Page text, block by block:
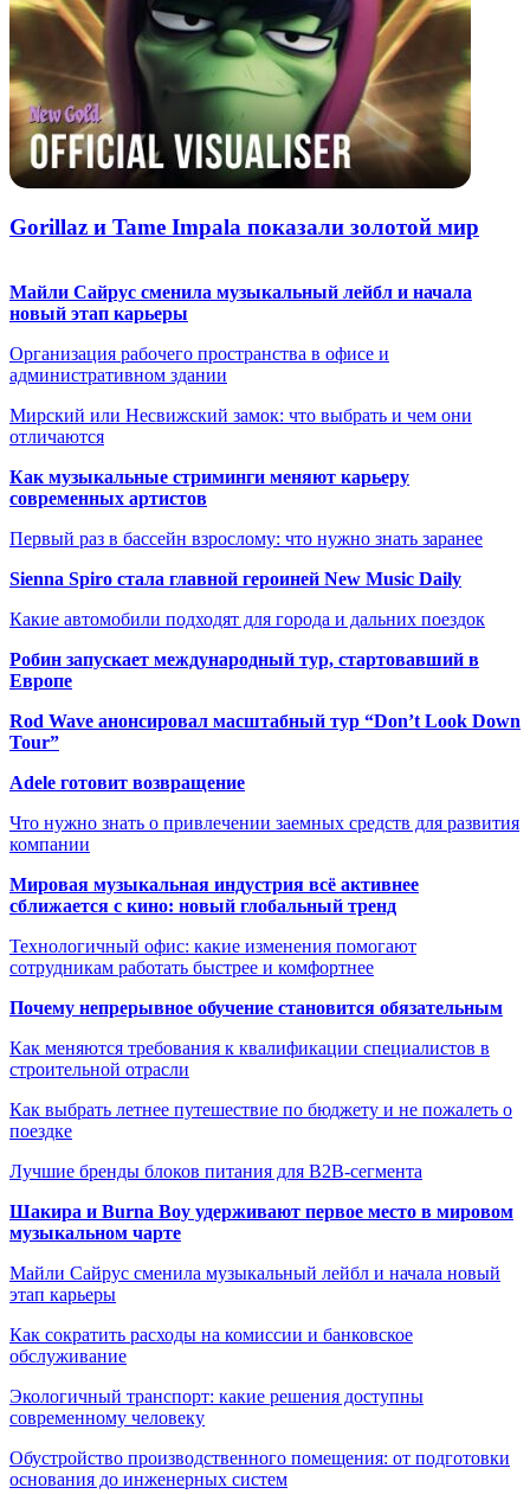
Gorillaz и Tame Impala показали золотой мир
Майли Сайрус сменила музыкальный лейбл и начала
новый этап карьеры
Организация рабочего пространства в офисе и
административном здании
Мирский или Несвижский замок: что выбрать и чем они
отличаются
Как музыкальные стриминги меняют карьеру
современных артистов
Первый раз в бассейн взрослому: что нужно знать заранее
Sienna Spiro стала главной героиней New Music Daily
Какие автомобили подходят для города и дальних поездок
Робин запускает международный тур, стартовавший в
Европе
Rod Wave анонсировал масштабный тур “Don’t Look Down
Tour”
Adele готовит возвращение
Что нужно знать о привлечении заемных средств для развития
компании
Мировая музыкальная индустрия всё активнее
сближается с кино: новый глобальный тренд
Технологичный офис: какие изменения помогают
сотрудникам работать быстрее и комфортнее
Почему непрерывное обучение становится обязательным
Как меняются требования к квалификации специалистов в
строительной отрасли
Как выбрать летнее путешествие по бюджету и не пожалеть о
поездке
Лучшие бренды блоков питания для B2B-сегмента
Шакира и Burna Boy удерживают первое место в мировом
музыкальном чарте
Майли Сайрус сменила музыкальный лейбл и начала новый
этап карьеры
Как сократить расходы на комиссии и банковское
обслуживание
Экологичный транспорт: какие решения доступны
современному человеку
Обустройство производственного помещения: от подготовки
основания до инженерных систем